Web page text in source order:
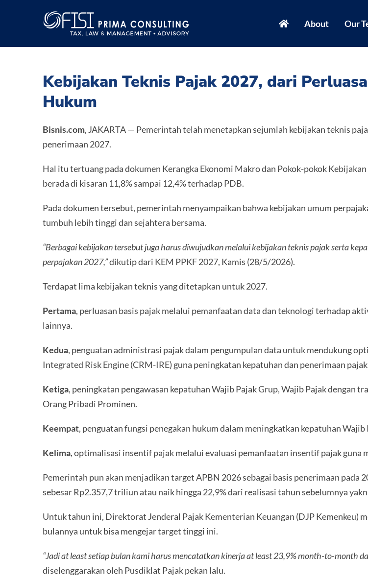
About Our
Kebijakan Teknis Pajak 2027, dari
Hukum
Bisnis.com, JAKARTA — Pemerintah telah menetapkan sejumlah kebijakan teknis
penerimaan 2027.
Hal itu tertuang pada dokumen Kerangka Ekonomi Makro dan Pokok-pokok
berada di kisaran 11,8% sampai 12,4% terhadap PDB.
Pada dokumen tersebut, pemerintah menyampaikan bahwa kebijakan umum
tumbuh lebih tinggi dan sejahtera bersama.
“Berbagai kebijakan tersebut juga harus diwujudkan melalui kebijakan teknis pajak serta
perpajakan 2027,”dikutip dari KEM PPKF 2027, Kamis (28/5/2026).
Terdapat lima kebijakan teknis yang ditetapkan untuk 2027.
Pertama, perluasan basis pajak melalui pemanfaatan data dan teknologi terhadap
lainnya.
Kedua, penguatan administrasi pajak dalam pengumpulan data untuk mendukung
Integrated Risk Engine (CRM-IRE) guna peningkatan kepatuhan dan penerimaan
Ketiga, peningkatan pengawasan kepatuhan Wajib Pajak Grup, Wajib Pajak dengan
Orang Pribadi Prominen.
Keempat, penguatan fungsi penegakan hukum dalam meningkatkan kepatuhan Wajib
Kelima, optimalisasi insentif pajak melalui evaluasi pemanfaatan insentif pajak guna
Pemerintah pun akan menjadikan target APBN 2026 sebagai basis penerimaan
sebesar Rp2.357,7 triliun atau naik hingga 22,9% dari realisasi tahun sebelumnya
Untuk tahun ini, Direktorat Jenderal Pajak Kementerian Keuangan (DJP Kemenkeu)
bulannya untuk bisa mengejar target tinggi ini.
“Jadi at least setiap bulan kami harus mencatatkan kinerja at least 23,9% month-to-month
diselenggarakan oleh Pusdiklat Pajak pekan lalu.